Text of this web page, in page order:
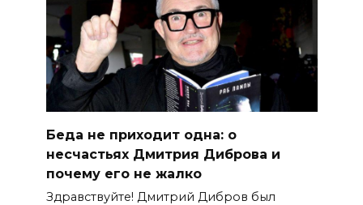
Беда не приходит одна: о
несчастьях Дмитрия Диброва и
почему его не жалко
Здравствуйте! Дмитрий Дибров был